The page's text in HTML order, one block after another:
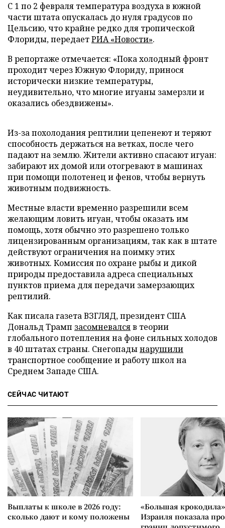
С 1 по 2 февраля температура воздуха в южной
части штата опускалась до нуля градусов по
Цельсию, что крайне редко для тропической
Флориды, передаетРИА «Новости».
В репортаже отмечается: «Пока холодный фронт
проходит через Южную Флориду, принося
исторически низкие температуры,
неудивительно, что многие игуаны замерзли и
оказались обездвижены».
Из-за похолодания рептилии цепенеют и теряют
способность держаться на ветках, после чего
падают на землю. Жители активно спасают игуан:
забирают их домой или отогревают в машинах
при помощи полотенец и фенов, чтобы вернуть
животным подвижность.
Местные власти временно разрешили всем
желающим ловить игуан, чтобы оказать им
помощь, хотя обычно это разрешено только
лицензированным организациям, так как в штате
действуют ограничения на поимку этих
животных. Комиссия по охране рыбы и дикой
природы предоставила адреса специальных
пунктов приема для передачи замерзающих
рептилий.
Как писала газета ВЗГЛЯД, президент США
Дональд Трамп засомневалсяв теории
глобального потепления на фоне сильных холодов
в 40 штатах страны. Снегопадынарушили
транспортное сообщение и работу школ на
Среднем Западе США.
СЕЙЧАС ЧИТАЮТ
Выплаты к школе в 2026 году:
сколько дают и кому положены
«Большая
Израиля показала